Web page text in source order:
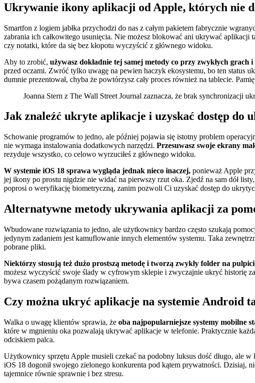
Ukrywanie ikony aplikacji od Apple, których nie
Smartfon z logiem jabłka przychodzi do nas z całym pakietem fabrycznie
zabrania ich całkowitego usunięcia. Nie możesz blokować ani ukrywać
czy notatki, które da się bez kłopotu wyczyścić z głównego widoku.
Aby to zrobić, używasz dokładnie tej samej metody co przy zwykłych
przed oczami. Zwróć tylko uwagę na pewien haczyk ekosystemu, bo ten status
dumnie prezentował, chyba że powtórzysz cały proces również na tablecie.
Joanna Stern z The Wall Street Journal zaznacza, że brak synchronizacji
Jak znaleźć ukryte aplikacje i uzyskać dostęp do
Schowanie programów to jedno, ale później pojawia się istotny problem
nie wymaga instalowania dodatkowych narzędzi. Przesuwasz swoje ekrany
rezyduje wszystko, co celowo wyrzuciłeś z głównego widoku.
W systemie iOS 18 sprawa wygląda jednak nieco inaczej, ponieważ Apple
jej ikony po prostu nigdzie nie widać na pierwszy rzut oka. Zjedź na sam dół
poprosi o weryfikację biometryczną, zanim pozwoli Ci uzyskać dostęp do
Alternatywne metody ukrywania aplikacji za
Wbudowane rozwiązania to jedno, ale użytkownicy bardzo często szukają
jedynym zadaniem jest kamuflowanie innych elementów systemu. Taka
pobrane pliki.
Niektórzy stosują też dużo prostszą metodę i tworzą zwykły folder na
możesz wyczyścić swoje ślady w cyfrowym sklepie i zwyczajnie ukryć historię
bywa czasem pożądanym rozwiązaniem.
Czy można ukryć aplikacje na systemie Android
Walka o uwagę klientów sprawia, że oba najpopularniejsze systemy mobilne
które w mgnieniu oka pozwalają ukrywać aplikacje w telefonie. Praktycznie
odciskiem palca.
Użytkownicy sprzętu Apple musieli czekać na podobny luksus dość długo, ale
iOS 18 dogonił swojego zielonego konkurenta pod kątem prywatności. Dzisiaj,
tajemnice równie sprawnie i bez stresu.